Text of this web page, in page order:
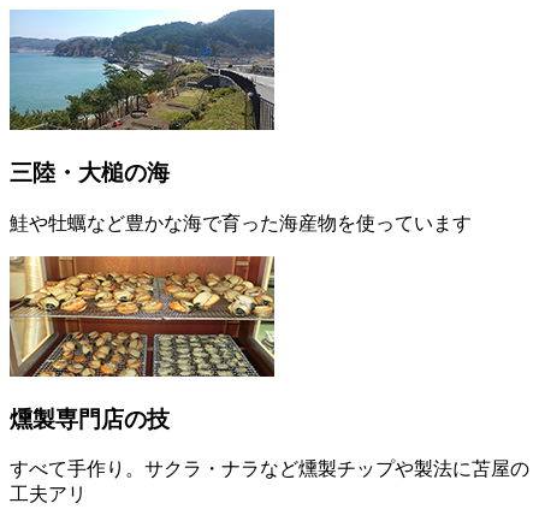
三陸・大槌の海
鮭や牡蠣など豊かな海で育った海産物を使っています
燻製専門店の技
すべて手作り。サクラ・ナラなど燻製チップや製法に苫屋の
工夫アリ